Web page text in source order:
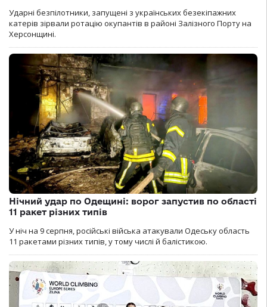
Ударні безпілотники, запущені з українських безекіпажних
катерів зірвали ротацію окупантів в районі Залізного Порту на
Херсонщині.
Нічний удар по Одещині: ворог запустив по області
11 ракет різних типів
У ніч на 9 серпня, російські війська атакували Одеську область
11 ракетами різних типів, у тому числі й балістикою.